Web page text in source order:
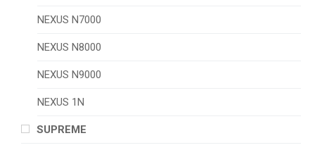
NEXUS N7000
NEXUS N8000
NEXUS N9000
NEXUS 1N
SUPREME